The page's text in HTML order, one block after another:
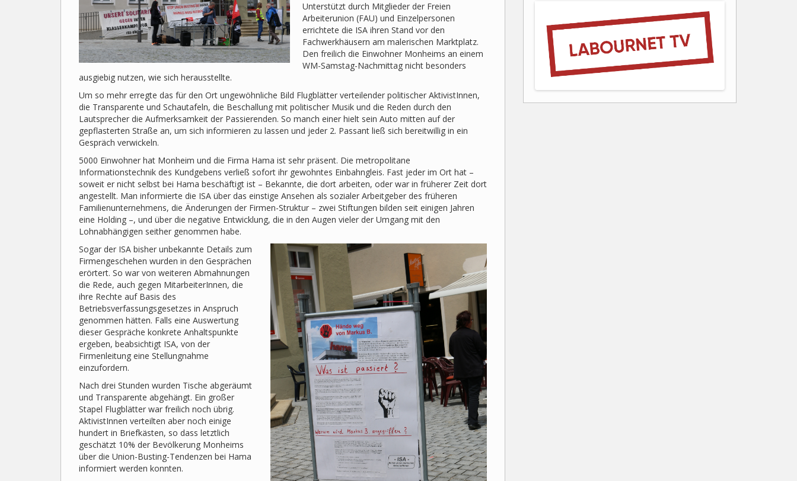
Unterstützt durch Mitglieder der Freien
Arbeiterunion (FAU) und Einzelpersonen
errichtete die ISA ihren Stand vor den
Fachwerkhäusern am malerischen Marktplatz.
Den freilich die Einwohner Monheims an einem
WM-Samstag-Nachmittag nicht besonders
ausgiebig nutzen, wie sich herausstellte.
Um so mehr erregte das für den Ort ungewöhnliche Bild Flugblätter verteilender politischer AktivistInnen,
die Transparente und Schautafeln, die Beschallung mit politischer Musik und die Reden durch den
Lautsprecher die Aufmerksamkeit der Passierenden. So manch einer hielt sein Auto mitten auf der
gepflasterten Straße an, um sich informieren zu lassen und jeder 2. Passant ließ sich bereitwillig in ein
Gespräch verwickeln.
5000 Einwohner hat Monheim und die Firma Hama ist sehr präsent. Die metropolitane
Informationstechnik des Kundgebens verließ sofort ihr gewohntes Einbahngleis. Fast jeder im Ort hat –
soweit er nicht selbst bei Hama beschäftigt ist – Bekannte, die dort arbeiten, oder war in früherer Zeit dort
angestellt. Man informierte die ISA über das einstige Ansehen als sozialer Arbeitgeber des früheren
Familienunternehmens, die Änderungen der Firmen-Struktur – zwei Stiftungen bilden seit einigen Jahren
eine Holding –, und über die negative Entwicklung, die in den Augen vieler der Umgang mit den
Lohnabhängigen seither genommen habe.
Sogar der ISA bisher unbekannte Details zum
Firmengeschehen wurden in den Gesprächen
erörtert. So war von weiteren Abmahnungen
die Rede, auch gegen MitarbeiterInnen, die
ihre Rechte auf Basis des
Betriebsverfassungsgesetzes in Anspruch
genommen hätten. Falls eine Auswertung
dieser Gespräche konkrete Anhaltspunkte
ergeben, beabsichtigt ISA, von der
Firmenleitung eine Stellungnahme
einzufordern.
Nach drei Stunden wurden Tische abgeräumt
und Transparente abgehängt. Ein großer
Stapel Flugblätter war freilich noch übrig.
AktivistInnen verteilten aber noch einige
hundert in Briefkästen, so dass letztlich
geschätzt 10% der Bevölkerung Monheims
über die Union-Busting-Tendenzen bei Hama
informiert werden konnten.